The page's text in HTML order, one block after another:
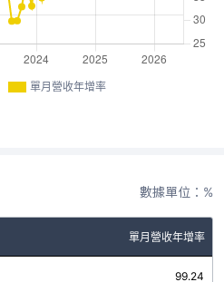
單月營收年增率
數據單位：%
單月營收年增率
99.24